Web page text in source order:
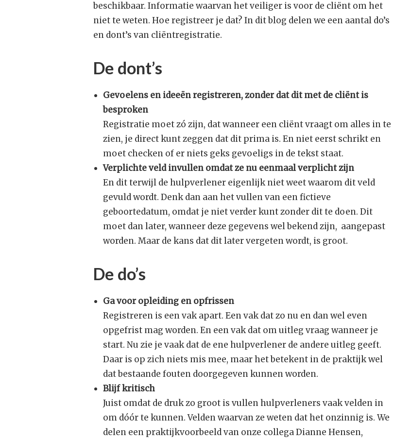
beschikbaar. Informatie waarvan het veiliger is voor de cliënt om het
niet te weten. Hoe registreer je dat? In dit blog delen we een aantal do’s
en dont’s van cliëntregistratie.
De dont’s
Gevoelens en ideeën registreren, zonder dat dit met de cliënt is
besproken
Registratie moet zó zijn, dat wanneer een cliënt vraagt om alles in te
zien, je direct kunt zeggen dat dit prima is. En niet eerst schrikt en
moet checken of er niets geks gevoeligs in de tekst staat.
Verplichte veld invullen omdat ze nu eenmaal verplicht zijn
En dit terwijl de hulpverlener eigenlijk niet weet waarom dit veld
gevuld wordt. Denk dan aan het vullen van een fictieve
geboortedatum, omdat je niet verder kunt zonder dit te doen. Dit
moet dan later, wanneer deze gegevens wel bekend zijn, aangepast
worden. Maar de kans dat dit later vergeten wordt, is groot.
De do’s
Ga voor opleiding en opfrissen
Registreren is een vak apart. Een vak dat zo nu en dan wel even
opgefrist mag worden. En een vak dat om uitleg vraag wanneer je
start. Nu zie je vaak dat de ene hulpverlener de andere uitleg geeft.
Daar is op zich niets mis mee, maar het betekent in de praktijk wel
dat bestaande fouten doorgegeven kunnen worden.
Blijf kritisch
Juist omdat de druk zo groot is vullen hulpverleners vaak velden in
om dóór te kunnen. Velden waarvan ze weten dat het onzinnig is. We
delen een praktijkvoorbeeld van onze collega Dianne Hensen,